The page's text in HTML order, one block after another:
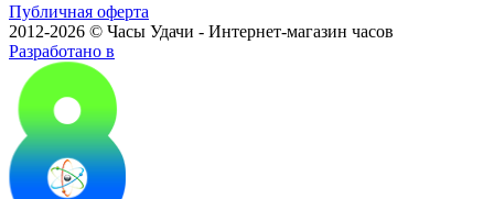
Публичная оферта
2012-2026 © Часы Удачи - Интернет-магазин часов
Разработано в